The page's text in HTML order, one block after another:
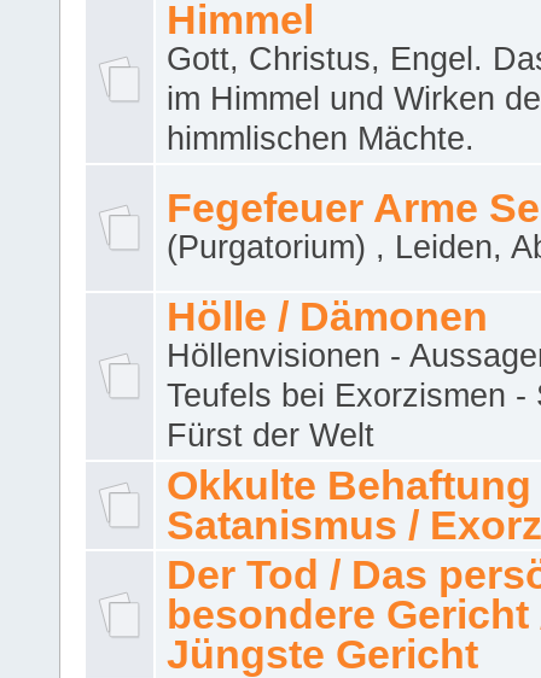
Himmel
Gott, Christus, Engel.
im Himmel und Wirken
himmlischen Mächte.
Fegefeuer Arme
(Purgatorium) , Leiden,
Hölle / Dämonen
Höllenvisionen -
Teufels bei Exorzismen -
Fürst der Welt
Okkulte Behaftung
Satanismus /
Der Tod / Das
besondere Gericht
Jüngste Gericht